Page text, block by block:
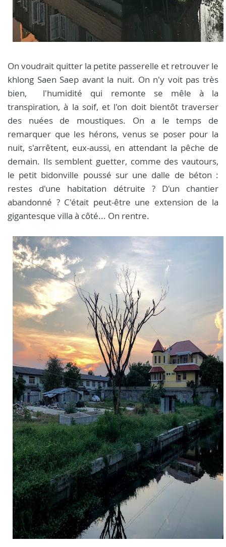
On voudrait quitter la petite passerelle et retrouver le
khlong Saen Saep avant la nuit. On n'y voit pas très
bien, l'humidité qui remonte se mêle à la
transpiration, à la soif, et l'on doit bientôt traverser
des nuées de moustiques. On a le temps de
remarquer que les hérons, venus se poser pour la
nuit, s'arrêtent, eux-aussi, en attendant la pêche de
demain. Ils semblent guetter, comme des vautours,
le petit bidonville poussé sur une dalle de béton :
restes d'une habitation détruite ? D'un chantier
abandonné ? C'était peut-être une extension de la
gigantesque villa à côté... On rentre.